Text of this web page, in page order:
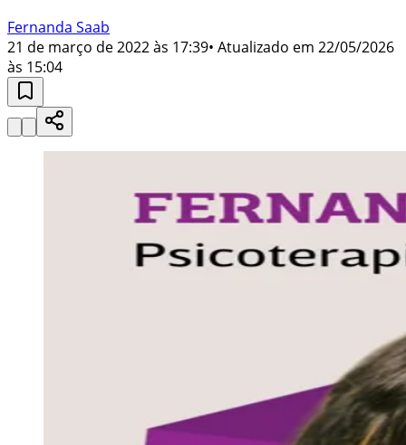
Fernanda Saab
21 de março de 2022 às 17:39• Atualizado em 22/05/2026
às 15:04